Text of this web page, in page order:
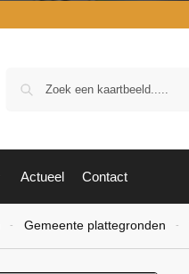
Actueel Contact
- Gemeente plattegronden -